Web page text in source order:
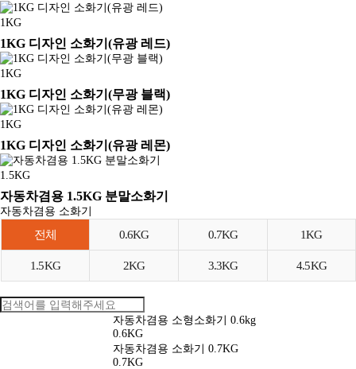
1KG
1KG 디자인 소화기(유광 레드)
1KG
1KG 디자인 소화기(무광 블랙)
1KG
1KG 디자인 소화기(유광 레몬)
1.5KG
자동차겸용 1.5KG 분말소화기
자동차겸용 소화기
전체 0.6KG 0.7KG 1KG
1.5KG 2KG 3.3KG 4.5KG
자동차겸용 소형소화기 0.6kg
0.6KG
자동차겸용 소화기 0.7KG
0.7KG